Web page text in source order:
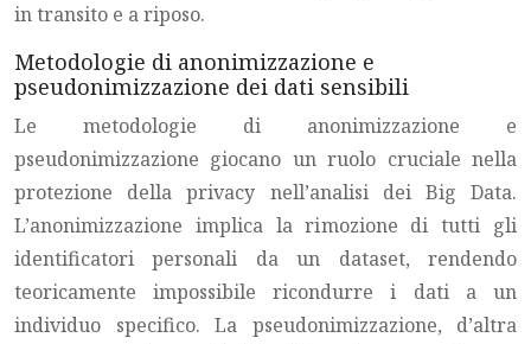
in transito e a riposo.
Metodologie di anonimizzazione e
pseudonimizzazione dei dati sensibili
Le metodologie di anonimizzazione e
pseudonimizzazione giocano un ruolo cruciale nella
protezione della privacy nell’analisi dei Big Data.
L’anonimizzazione implica la rimozione di tutti gli
identificatori personali da un dataset, rendendo
teoricamente impossibile ricondurre i dati a un
individuo specifico. La pseudonimizzazione, d’altra